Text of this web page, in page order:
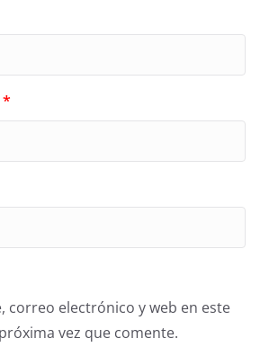
*
correo electrónico y web en este
vez que comente.